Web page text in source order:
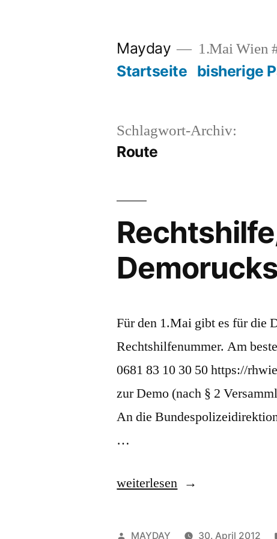
Mayday 1.Mai Wien
Startseite bisherige
Schlagwort-Archiv:
Route
Für den 1.Mai gibt es für die
Rechtshilfenummer. Am
0681 83 10 30 50 https://
zur Demo (nach § 2
An die
…
„Rechtshilfe/
ich
weiterlesen
Veröffentlicht
MAYDAY 30. April 2012